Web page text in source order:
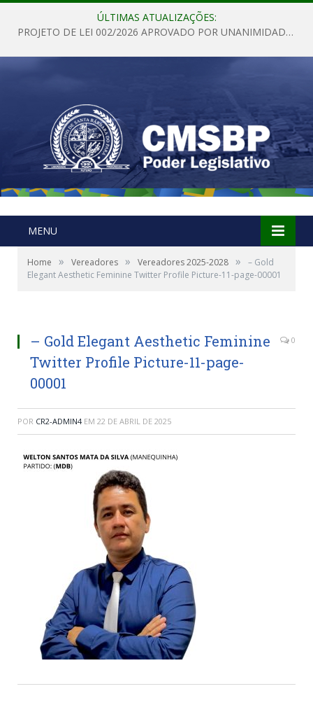
ÚLTIMAS ATUALIZAÇÕES:
PROJETO DE LEI 002/2026 APROVADO POR UNANIMIDADE EM SESSÃO ORDINÁRIA NESTA QUINTA – FEIRA 28 DE MAIO DE 2026
MENU
Home » Vereadores » Vereadores 2025-2028 »
– Gold
Elegant Aesthetic Feminine Twitter Profile Picture-11-page-00001
– Gold Elegant Aesthetic Feminine
Twitter Profile Picture-11-page-
00001
0
POR CR2-ADMIN4 EM 22 DE ABRIL DE 2025